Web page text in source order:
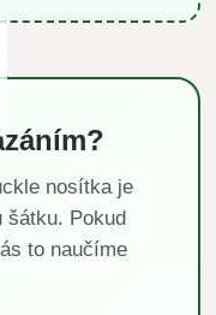
nosítka je
šátku. Pokud
to naučíme